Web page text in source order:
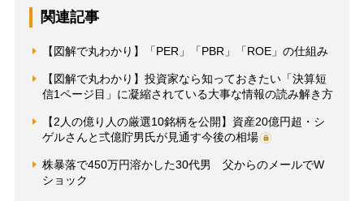
関連記事
【図解で丸わかり】「PER」「PBR」「ROE」の仕組み
【図解で丸わかり】投資家なら知っておきたい「決算短
信1ページ目」に凝縮されている大事な情報の読み解き方
【2人の億り人の厳選10銘柄を公開】資産20億円超・シ
ゲルさんと弍億貯男氏が見通す今後の相場
株暴落で450万円溶かした30代男 父からのメールでW
ショック